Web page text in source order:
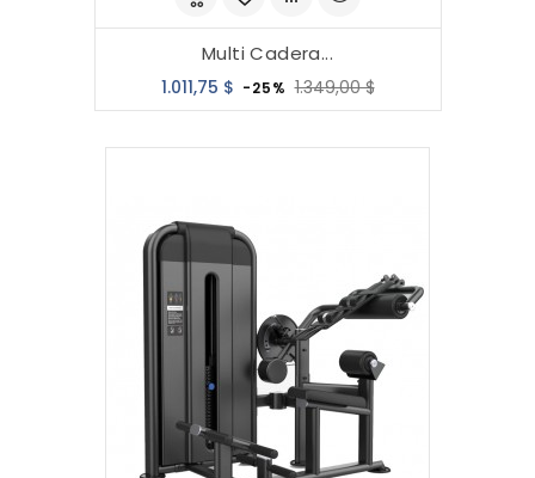
Multi Cadera...
1.011,75 $ Precio
base
-25% 1.349,00 $Precio